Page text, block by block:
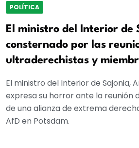
POLÍTICA
El ministro del Interior de
consternado por las
ultraderechistas y
El ministro del Interior de Sajonia,
expresa su horror ante la reunión
de una alianza de extrema
AfD en Potsdam.